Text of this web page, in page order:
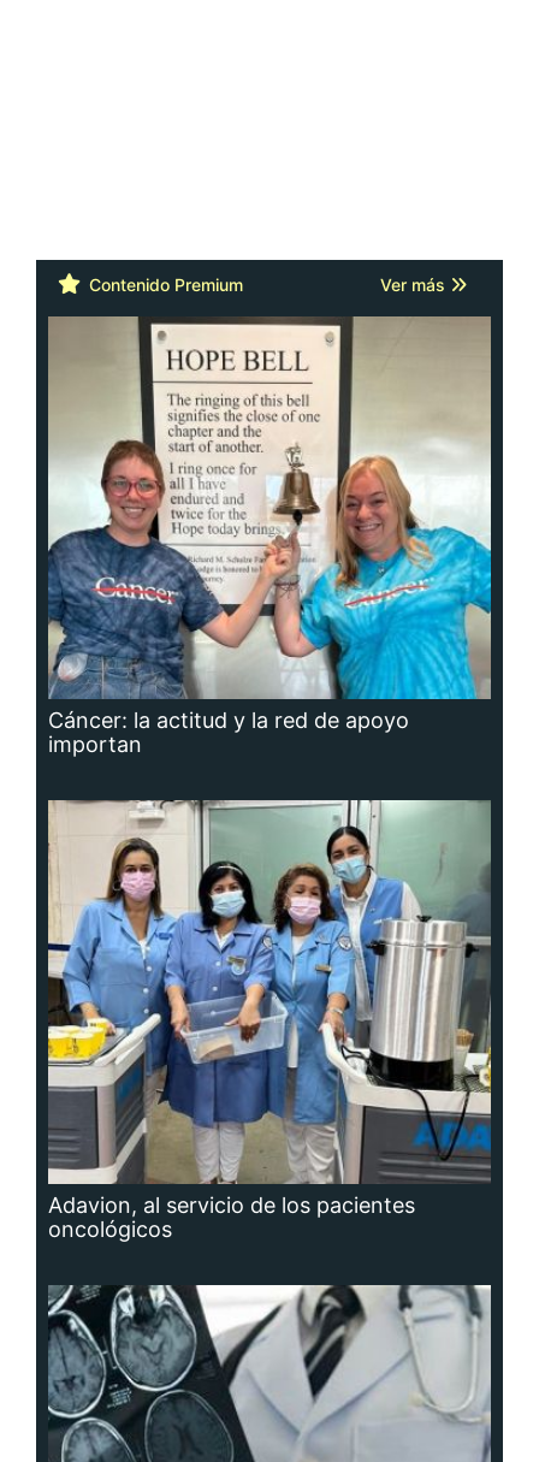
Contenido Premium Ver más
Cáncer: la actitud y la red de apoyo
importan
Adavion, al servicio de los pacientes
oncológicos